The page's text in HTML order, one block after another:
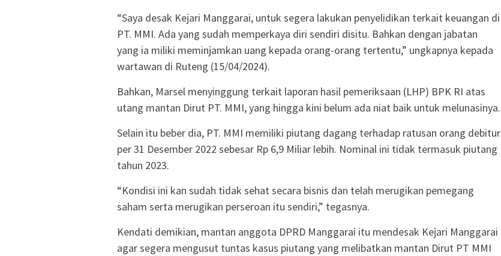
“Saya desak Kejari Manggarai, untuk segera lakukan penyelidikan terkait keuangan di
PT. MMI. Ada yang sudah memperkaya diri sendiri disitu. Bahkan dengan jabatan
yang ia miliki meminjamkan uang kepada orang-orang tertentu,” ungkapnya kepada
wartawan di Ruteng (15/04/2024).
Bahkan, Marsel menyinggung terkait laporan hasil pemeriksaan (LHP) BPK RI atas
utang mantan Dirut PT. MMI, yang hingga kini belum ada niat baik untuk melunasinya.
Selain itu beber dia, PT. MMI memiliki piutang dagang terhadap ratusan orang debitur
per 31 Desember 2022 sebesar Rp 6,9 Miliar lebih. Nominal ini tidak termasuk piutang
tahun 2023.
“Kondisi ini kan sudah tidak sehat secara bisnis dan telah merugikan pemegang
saham serta merugikan perseroan itu sendiri,” tegasnya.
Kendati demikian, mantan anggota DPRD Manggarai itu mendesak Kejari Manggarai
agar segera mengusut tuntas kasus piutang yang melibatkan mantan Dirut PT MMI